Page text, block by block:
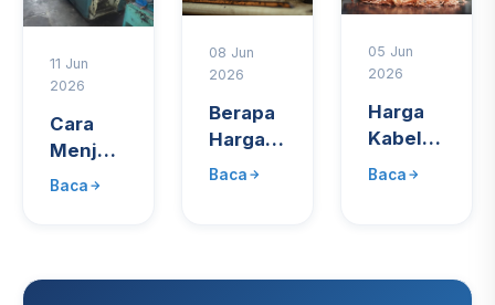
11 Jun
2026
Cara
Menjual
Mesin
Harga
Baca
08 Jun
2026
Berapa
Harga
Besi
Baca
05 Jun
2026
Harga
Kabel
Tembaga
Baca